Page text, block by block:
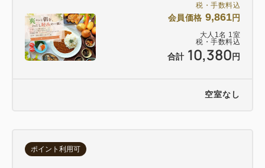
税・手数料込
会員価格 9,861円
大人 1 名 1 室
税・手数料込
合計 10,380 円
空室なし
ポイント利用可